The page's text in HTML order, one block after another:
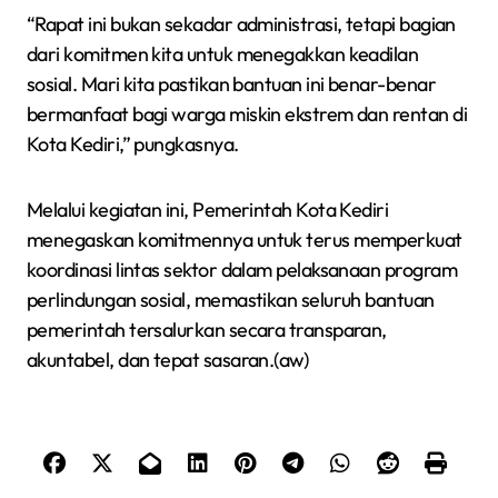
“Rapat ini bukan sekadar administrasi, tetapi bagian
dari komitmen kita untuk menegakkan keadilan
sosial. Mari kita pastikan bantuan ini benar-benar
bermanfaat bagi warga miskin ekstrem dan rentan di
Kota Kediri,” pungkasnya.
Melalui kegiatan ini, Pemerintah Kota Kediri
menegaskan komitmennya untuk terus memperkuat
koordinasi lintas sektor dalam pelaksanaan program
perlindungan sosial, memastikan seluruh bantuan
pemerintah tersalurkan secara transparan,
akuntabel, dan tepat sasaran.(aw)